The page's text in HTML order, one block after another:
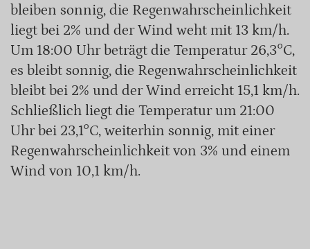
bleiben sonnig, die Regenwahrscheinlichkeit
liegt bei 2% und der Wind weht mit 13 km/h.
Um 18:00 Uhr beträgt die Temperatur 26,3°C,
es bleibt sonnig, die Regenwahrscheinlichkeit
bleibt bei 2% und der Wind erreicht 15,1 km/h.
Schließlich liegt die Temperatur um 21:00
Uhr bei 23,1°C, weiterhin sonnig, mit einer
Regenwahrscheinlichkeit von 3% und einem
Wind von 10,1 km/h.